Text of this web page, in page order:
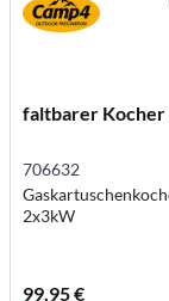
faltbarer Kocher
706632
2x3kW
99,95 €